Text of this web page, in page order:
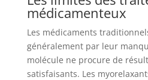
médicamenteux
Les médicaments
généralement par leur
molécule ne procure de
satisfaisants. Les